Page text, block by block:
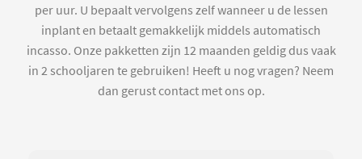
per uur. U bepaalt vervolgens zelf wanneer u de lessen
inplant en betaalt gemakkelijk middels automatisch
incasso. Onze pakketten zijn 12 maanden geldig dus vaak
in 2 schooljaren te gebruiken! Heeft u nog vragen? Neem
dan gerust contact met ons op.